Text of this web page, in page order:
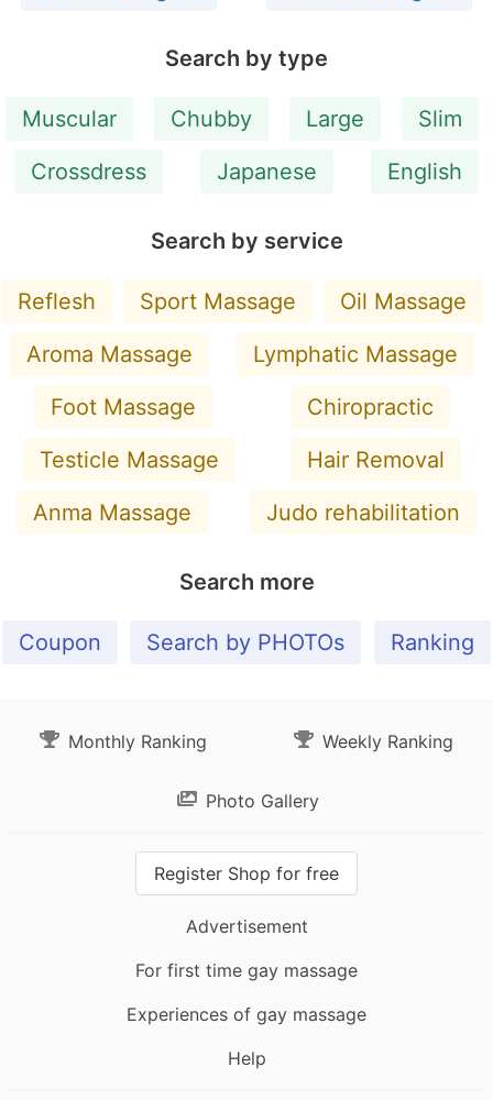
Search by type
Muscular Chubby Large
Slim
Crossdress
Japanese English
Search by service
Reflesh Sport Massage
Oil Massage
Aroma Massage
Lymphatic Massage
Foot Massage
Chiropractic
Testicle Massage
Hair Removal
Anma Massage
Judo rehabilitation
Search more
Coupon Search by PHOTOs Ranking
Monthly Ranking Weekly Ranking
Photo Gallery
Register Shop for free
Advertisement
For first time gay massage
Experiences of gay massage
Help